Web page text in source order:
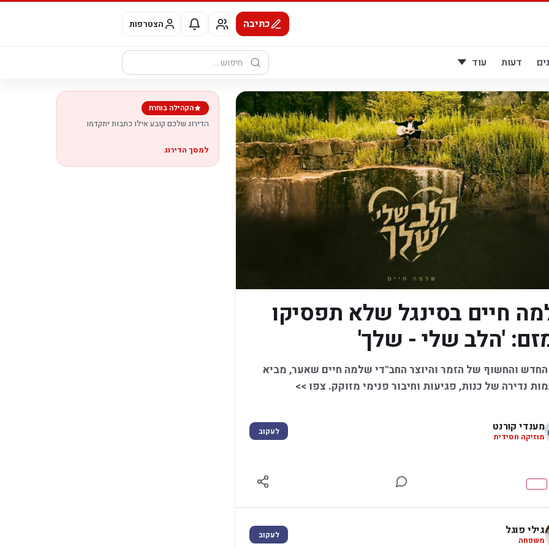
כתיבה הצטרפות
דעות עוד
חיפוש:
חיים בסינגל שלא תפסיקו
'הלב שלי - שלך'
והחשוף של הזמר והיוצר החב"די שלמה חיים שאער, מביא
נדירה של כנות, פגיעות וחיבור פנימי מזוקק. צפו >>
מענדי קורנט
מוזיקה חסידית לעקוב
גילי פוגל
משפחה לעקוב
הקהילה בוחרת
הדירוג שלכם קובע אילו כתבות יתקדמו
למסך הדירוג